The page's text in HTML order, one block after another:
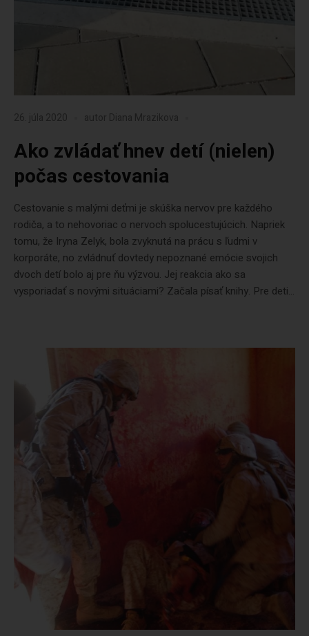
26. júla 2020 autor Diana Mrazikova
Ako zvládať hnev detí (nielen)
počas cestovania
Cestovanie s malými deťmi je skúška nervov pre každého
rodiča, a to nehovoriac o nervoch spolucestujúcich. Napriek
tomu, že Iryna Zelyk, bola zvyknutá na prácu s ľudmi v
korporáte, no zvládnuť dovtedy nepoznané emócie svojich
dvoch detí bolo aj pre ňu výzvou. Jej reakcia ako sa
vysporiadať s novými situáciami? Začala písať knihy. Pre deti...